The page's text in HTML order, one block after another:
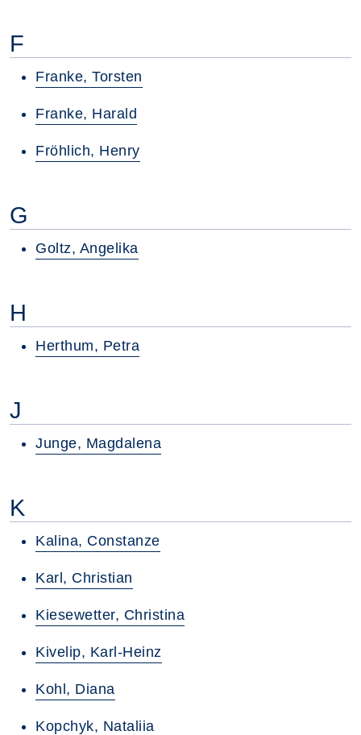
F
Franke, Torsten
Franke, Harald
Fröhlich, Henry
G
Goltz, Angelika
H
Herthum, Petra
J
Junge, Magdalena
K
Kalina, Constanze
Karl, Christian
Kiesewetter, Christina
Kivelip, Karl-Heinz
Kohl, Diana
Kopchyk, Nataliia